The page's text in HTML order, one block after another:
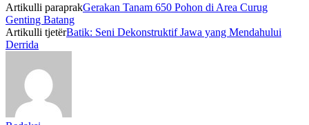
Artikulli paraprakGerakan Tanam 650 Pohon di Area Curug
Genting Batang
Artikulli tjetërBatik: Seni Dekonstruktif Jawa yang Mendahului
Derrida